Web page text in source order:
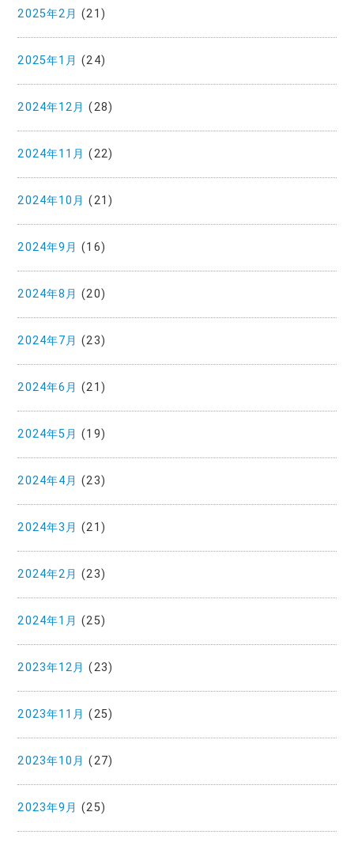
2025年2月 (21)
2025年1月 (24)
2024年12月 (28)
2024年11月 (22)
2024年10月 (21)
2024年9月 (16)
2024年8月 (20)
2024年7月 (23)
2024年6月 (21)
2024年5月 (19)
2024年4月 (23)
2024年3月 (21)
2024年2月 (23)
2024年1月 (25)
2023年12月 (23)
2023年11月 (25)
2023年10月 (27)
2023年9月 (25)